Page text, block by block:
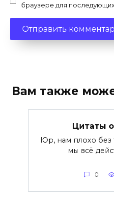
браузере для
Вам также
Цитаты
Юр, нам плохо
мы всё
0